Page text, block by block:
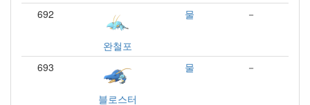
692
완철포
물 －
693
블로스터
물 －